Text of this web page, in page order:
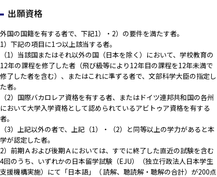
出願資格
外国の国籍を有する者で、下記1）・2）の要件を満たす者。
1）下記の項目に1つ以上該当する者。
（1）当該国またはそれ以外の国（日本を除く）において、学校教育の
12年の課程を修了した者（飛び級等により12年目の課程を12年未満で
修了した者を含む）、またはこれに準ずる者で、文部科学大臣の指定し
た者。
（2）国際バカロレア資格を有する者、またはドイツ連邦共和国の各州
において大学入学資格として認められているアビトゥア資格を有する
者。
（3）上記以外の者で、上記（1）・（2）と同等以上の学力があると本
学が認定した者。
2）前期Ａおよび後期Ａにおいては、すでに終了した直近の試験を含む
4回のうち、いずれかの日本留学試験（EJU）（独立行政法人日本学生
支援機構実施）にて「日本語」（ 読解、聴読解・聴解の合計）が200点